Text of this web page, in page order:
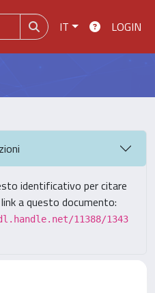
IT LOGIN
identificativo per citare
a questo documento:
11388/1343